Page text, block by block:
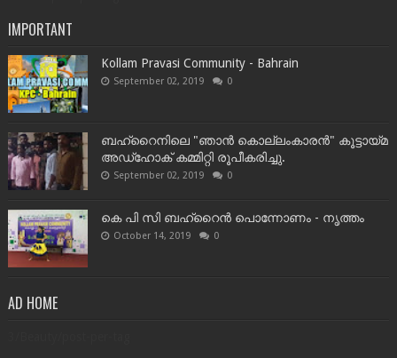
IMPORTANT
Kollam Pravasi Community - Bahrain
September 02, 2019 0
ബഹ്‌റൈനിലെ "ഞാൻ കൊല്ലംകാരൻ" കൂട്ടായ്‌മ
അഡ്‌ഹോക് കമ്മിറ്റി രൂപീകരിച്ചു.
September 02, 2019 0
കെ പി സി ബഹ്‌റൈൻ പൊന്നോണം - നൃത്തം
October 14, 2019 0
AD HOME